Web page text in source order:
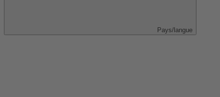
Pays/langue